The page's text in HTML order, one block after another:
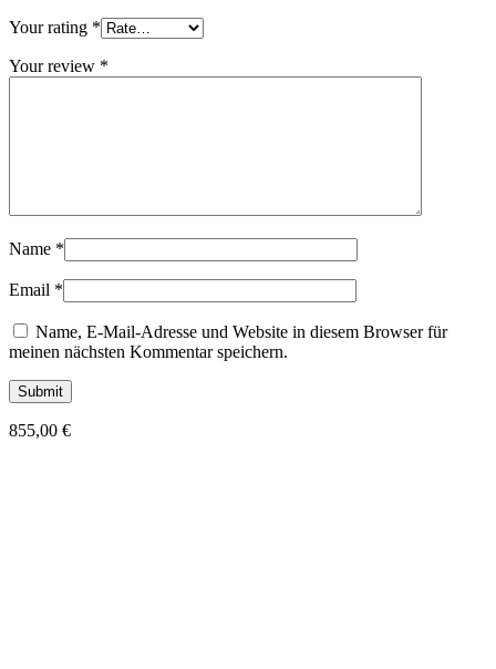
Your rating *
Your review *
Name *
Email *
Name, E-Mail-Adresse und Website in diesem Browser für
meinen nächsten Kommentar speichern.
855,00 €